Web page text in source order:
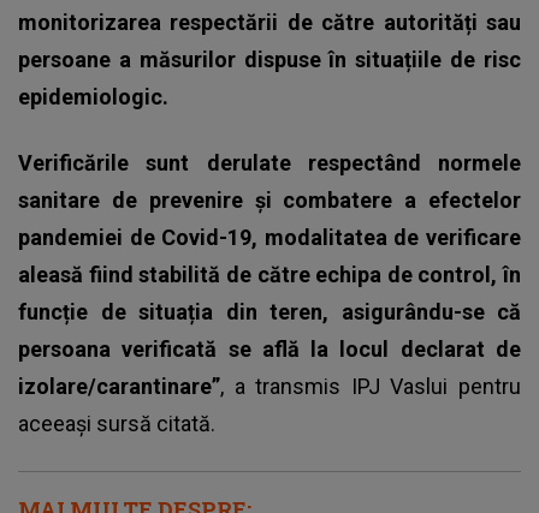
monitorizarea respectării de către autorități sau
persoane a măsurilor dispuse în situațiile de risc
epidemiologic.
Verificările sunt derulate respectând normele
sanitare de prevenire și combatere a efectelor
pandemiei de Covid-19, modalitatea de verificare
aleasă fiind stabilită de către echipa de control, în
funcție de situația din teren, asigurându-se că
persoana verificată se află la locul declarat de
izolare/carantinare”, a transmis IPJ Vaslui pentru
aceeași sursă citată.